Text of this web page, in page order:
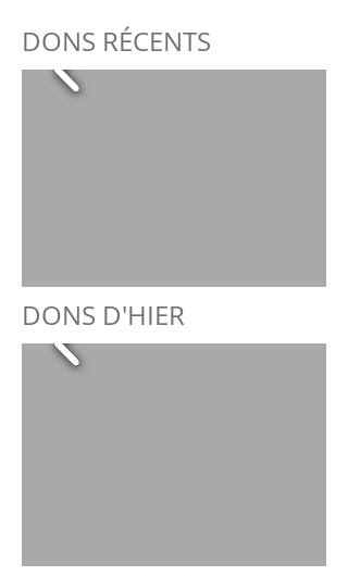
DONS RÉCENTS
DONS D'HIER